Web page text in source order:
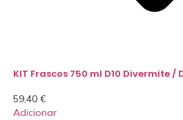
KIT Frascos 750 ml D10 Divermite /
59,40 €
Adicionar